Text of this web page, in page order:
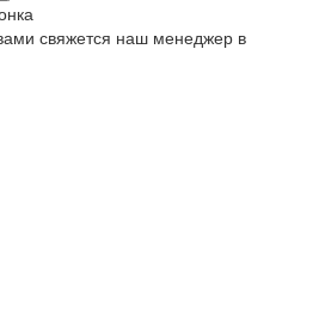
свяжется наш менеджер в